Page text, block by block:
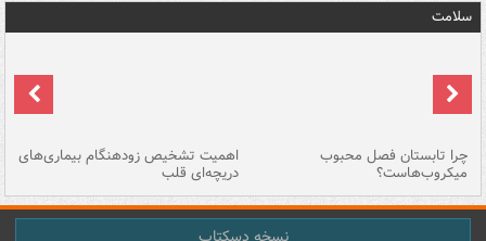
سلامت
چرا تابستان فصل محبوب
میکروب‌هاست؟
اهمیت تشخیص زودهنگام بیماری‌های
دریچه‌ای قلب